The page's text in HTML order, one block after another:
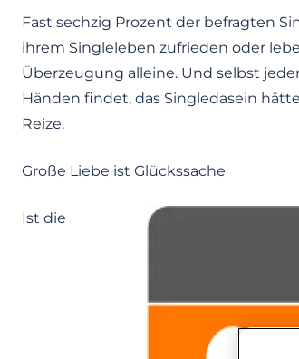
Fast sechzig Prozent der befragten
ihrem Singleleben zufrieden oder
Überzeugung alleine. Und selbst
Händen findet, das Singledasein
Reize.
Große Liebe ist Glückssache
Ist die